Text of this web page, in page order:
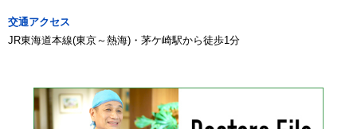
交通アクセス
JR東海道本線(東京～熱海)・茅ケ崎駅から徒歩1分